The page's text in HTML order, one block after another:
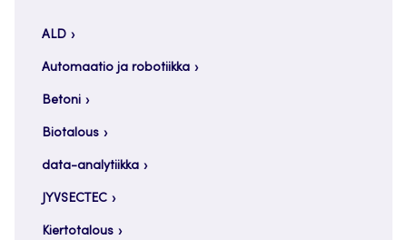
ALD
Automaatio ja robotiikka
Betoni
Biotalous
data-analytiikka
JYVSECTEC
Kiertotalous